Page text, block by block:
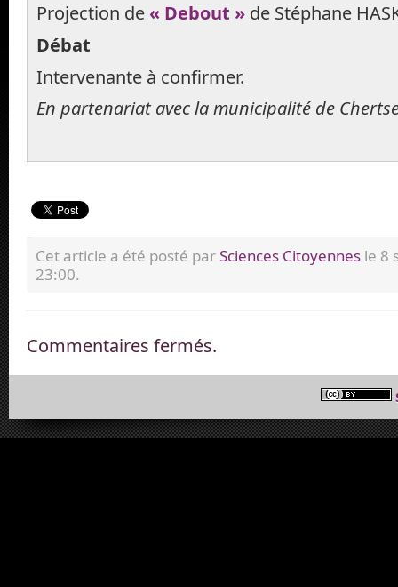
Projection de « Debout » de Stéphane
Débat
Intervenante à confirmer.
En partenariat avec la municipalité de
Cet article a été posté parSciences Citoyennes le 8
23:00.
Commentaires fermés.